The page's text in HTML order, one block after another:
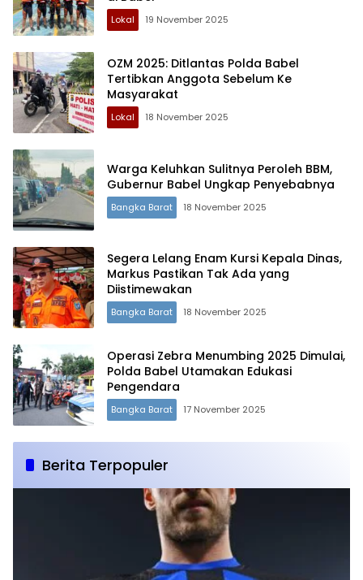
Lokal 19 November 2025
OZM 2025: Ditlantas Polda Babel
Tertibkan Anggota Sebelum Ke
Masyarakat
Lokal 18 November 2025
Warga Keluhkan Sulitnya Peroleh BBM,
Gubernur Babel Ungkap Penyebabnya
Bangka Barat 18 November 2025
Segera Lelang Enam Kursi Kepala Dinas,
Markus Pastikan Tak Ada yang
Diistimewakan
Bangka Barat 18 November 2025
Operasi Zebra Menumbing 2025 Dimulai,
Polda Babel Utamakan Edukasi
Pengendara
Bangka Barat 17 November 2025
Berita Terpopuler